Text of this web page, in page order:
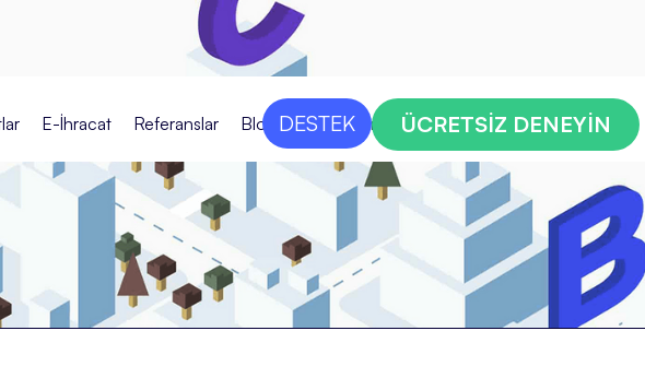
E-İhracat Referanslar Blog Bize Ulaşın
DESTEK ÜCRETSİZ DENEYİN